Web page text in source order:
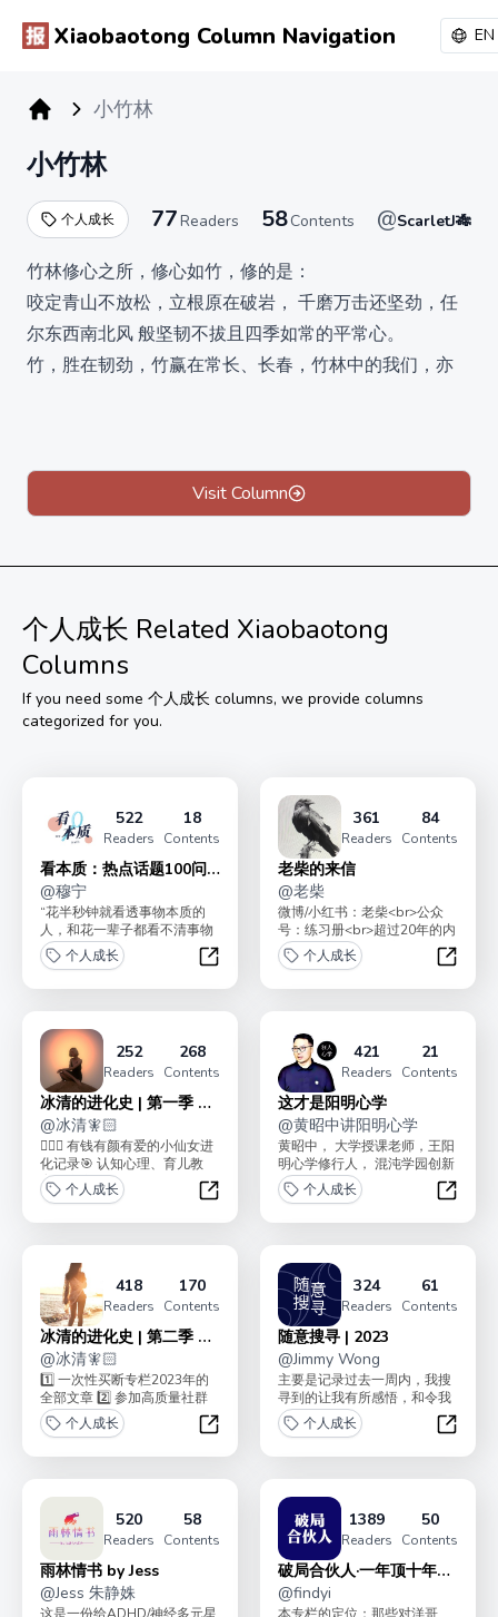
Xiaobaotong Column Navigation EN
小竹林
小竹林
个人成长 77Readers 58Contents @ScarletJ🎋
竹林修心之所，修心如竹，修的是：
咬定青山不放松，立根原在破岩， 千磨万击还坚劲，任
尔东西南北风 般坚韧不拔且四季如常的平常心。
竹，胜在韧劲，竹赢在常长、长春，竹林中的我们，亦
我/小报童的终点。 成长，求的是在极低摩擦力、压力之
下的持续不断，而非突如其来的心血来潮。
竹林里的我不等于全部的我，但竹林里有的部分，必真。
我们如此，望你亦然。
Visit Column
个人成长 Related Xiaobaotong
Columns
If you need some 个人成长 columns, we provide columns
categorized for you.
522
Readers
18
Contents
看本质：热点话题100问
系列【B端完结】
@穆宁
“花半秒钟就看透事物本质的
人，和花一辈子都看不清事物
本质的人，注定有截然不同的
命运。” 大家好，我...
个人成长
看本质：热点话题100问系列【B端完
361
Readers
84
Contents
老柴的来信
@老柴
微博/小红书：老柴<br>公众
号：练习册<br>超过20年的内
容创作者<br>女性户外品牌
「岳下」创...
个人成长
老柴的
252
Readers
268
Contents
冰清的进化史 | 第一季 已
完结
@冰清🧚🏻
🧚🏻‍♀️ 有钱有颜有爱的小仙女进
化记录🎯 认知心理、育儿教
育、亲密关系均有所涉及； ❤
好...
个人成长
冰清的进化史 | 第一季 已完结
421
Readers
21
Contents
这才是阳明心学
@黄昭中讲阳明心学
黄昭中， 大学授课老师，王阳
明心学修行人， 混沌学园创新
教练，互联网大厂出身创业
者。每天花5分钟...
个人成长
这才
418
Readers
170
Contents
冰清的进化史 | 第二季 已
完结
@冰清🧚🏻
1️⃣ 一次性买断专栏2023年的
全部文章 2️⃣ 参加高质量社群
的书籍共读和运动打卡专栏内
容包含...
个人成长
冰清的进化史 | 第二季 已完结
324
Readers
61
Contents
随意搜寻 | 2023
@Jimmy Wong
主要是记录过去一周内，我搜
寻到的让我有所感悟，和令我
成长的信息，预计最少连载 48
期，以及还会包含...
个人成长
随意
520
Readers
58
Contents
雨林情书 by Jess
@Jess 朱静姝
1389
Readers
50
Contents
破局合伙人·一年顶十年
（100问）
@findyi